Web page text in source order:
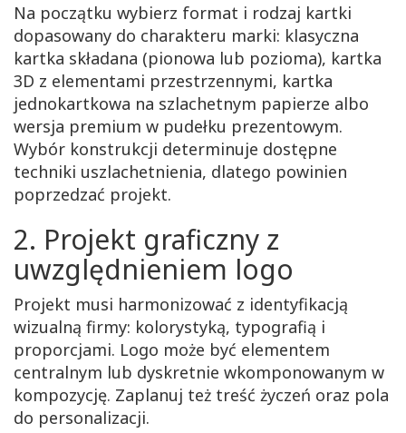
życzenia
Jak
zamówić
Kolory
okładek
Cennik
Kontakt
Blog
jak
zrobić
samemu
kartki
świąteczne
Na początku wybierz format i rodzaj kartki
dopasowany do charakteru marki: klasyczna
kartka składana (pionowa lub pozioma), kartka
3D z elementami przestrzennymi, kartka
jednokartkowa na szlachetnym papierze albo
wersja premium w pudełku prezentowym.
Wybór konstrukcji determinuje dostępne
techniki uszlachetnienia, dlatego powinien
poprzedzać projekt.
2. Projekt graficzny z
uwzględnieniem logo
Projekt musi harmonizować z identyfikacją
wizualną firmy: kolorystyką, typografią i
proporcjami. Logo może być elementem
centralnym lub dyskretnie wkomponowanym w
kompozycję. Zaplanuj też treść życzeń oraz pola
do personalizacji.